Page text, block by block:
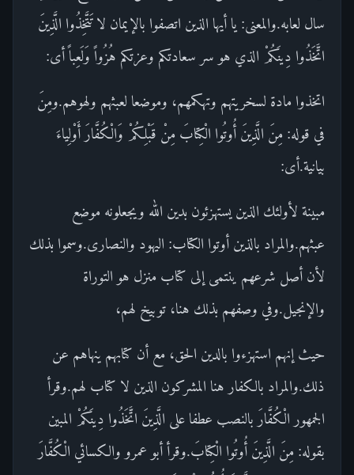
سال لعابه.والمعنى: يا أيها الذين اتصفوا بالإيمان لا تَتَّخِذُوا الَّذِينَ
اتَّخَذُوا دِينَكُمْ الذي هو سر سعادتكم وعزتكم هُزُواً وَلَعِباً أى:
اتخذوا مادة لسخريتهم وتهكمهم، وموضعا لعبثهم ولهوهم.ومِنَ
في قوله: مِنَ الَّذِينَ أُوتُوا الْكِتابَ مِنْ قَبْلِكُمْ وَالْكُفَّارَ أَوْلِياءَ
بيانية.أى:
مبينة لأولئك الذين يستهزئون بدين الله ويجعلونه موضع
عبثهم.والمراد بالذين أوتوا الكتاب: اليهود والنصارى.وسموا بذلك
لأن أصل شرعهم ينتمى إلى كتاب منزل هو التوراة
والإنجيل.وفي وصفهم بذلك هنا، توبيخ لهم،
حيث إنهم استهزءوا بالدين الحق، مع أن كتابهم ينهاهم عن
ذلك.والمراد بالكفار هنا المشركون الذين لا كتاب لهم.وقرأ
الجمهور الْكُفَّارَ بالنصب عطفا على الَّذِينَ اتَّخَذُوا دِينَكُمْ المبين
بقوله: مِنَ الَّذِينَ أُوتُوا الْكِتابَ.وقرأ أبو عمرو والكسائي الْكُفَّارَ